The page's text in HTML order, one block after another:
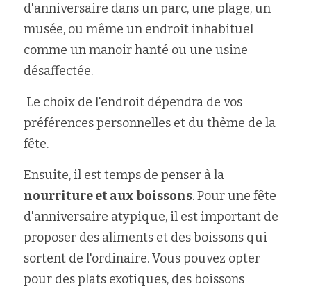
d'anniversaire dans un parc, une plage, un
musée, ou même un endroit inhabituel
comme un manoir hanté ou une usine
désaffectée.
préférences personnelles et du thème de la
fête.
nourriture et aux boissons. Pour une fête
d'anniversaire atypique, il est important de
proposer des aliments et des boissons qui
sortent de l'ordinaire. Vous pouvez opter
pour des plats exotiques, des boissons